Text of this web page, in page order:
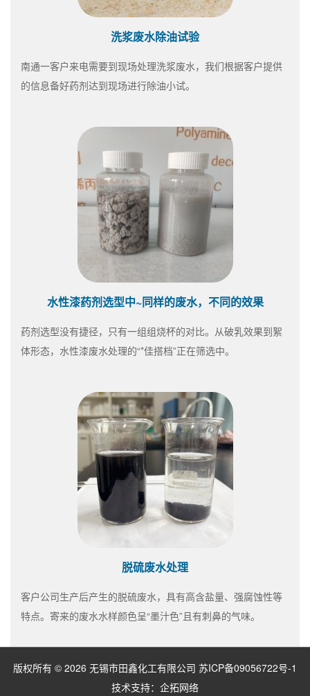
洗浆废水除油试验
南通一客户来电需要到现场处理洗浆废水，我们根据客户提供
的信息备好药剂达到现场进行除油小试。
水性漆药剂选型中~同样的废水，不同的效果
药剂选型没有捷径，只有一组组烧杯的对比。从破乳效果到絮
体形态，水性漆废水处理的“*佳搭档”正在筛选中。
脱硫废水处理
客户公司生产后产生的脱硫废水，具有高含盐量、强腐蚀性等
特点。寄来的废水水样颜色呈“墨汁色”且有刺鼻的气味。
版权所有 © 2026 无锡市田鑫化工有限公司 苏ICP备09056722号-1
技术支持： 企拓网络